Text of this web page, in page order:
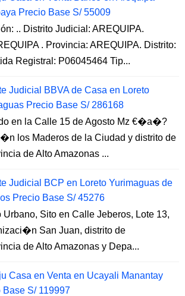
Precio Base S/ 55009
.. Distrito Judicial: AREQUIPA.
. Provincia: AREQUIPA. Distrito:
Registral: P06045464 Tip...
Judicial BBVA de Casa en Loreto
Precio Base S/ 286168
en la Calle 15 de Agosto Mz €�a�?
los Maderos de la Ciudad y distrito de
de Alto Amazonas ...
Judicial BCP en Loreto Yurimaguas de
Precio Base S/ 45276
Urbano, Sito en Calle Jeberos, Lote 13,
San Juan, distrito de
de Alto Amazonas y Depa...
Casa en Venta en Ucayali Manantay
Base S/ 119997